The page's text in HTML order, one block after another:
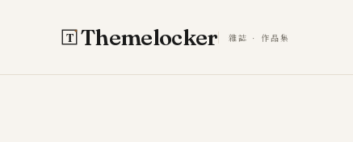
Themelocker 雜誌 · 作品集